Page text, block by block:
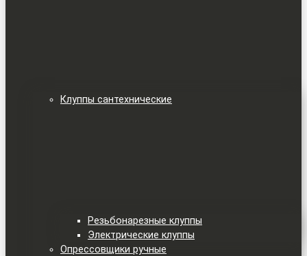
Клуппы сантехнические
Резьбонарезные клуппы
Электрические клуппы
Опрессовщики ручные